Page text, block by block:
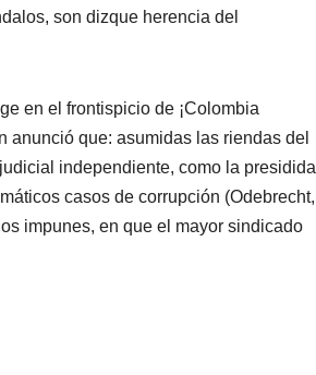
son dizque herencia del
en el frontispicio de ¡Colombia
anunció que: asumidas las riendas del
independiente, como la presidida
casos de corrupción (Odebrecht,
impunes, en que el mayor sindicado